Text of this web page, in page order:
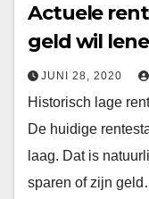
Actuele
geld wil
JUNI 28, 2020
Historisch lage
De huidige
laag. Dat is
sparen of zijn